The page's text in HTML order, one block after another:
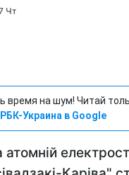
Чт
время на шум! Читай
РБК-Украина в Google
атомній